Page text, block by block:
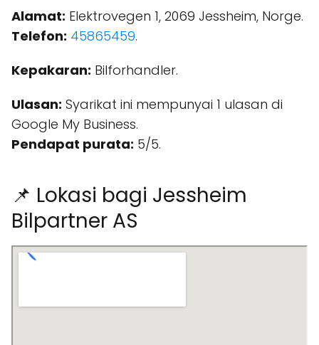
Alamat: Elektrovegen 1, 2069 Jessheim, Norge.
Telefon: 45865459.
Kepakaran: Bilforhandler.
Ulasan: Syarikat ini mempunyai 1 ulasan di
Google My Business.
Pendapat purata: 5/5.
📌 Lokasi bagi Jessheim
Bilpartner AS